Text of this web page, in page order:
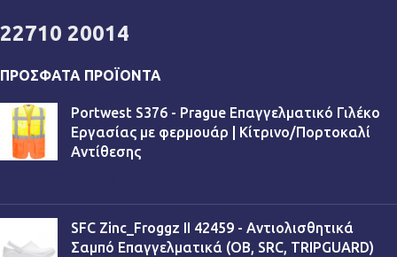
22710 20014
ΠΡΌΣΦΑΤΑ ΠΡΟΪΌΝΤΑ
Portwest S376 - Prague Επαγγελματικό Γιλέκο
Εργασίας με φερμουάρ | Κίτρινο/Πορτοκαλί
Αντίθεσης
SFC Zinc_Froggz II 42459 - Αντιολισθητικά
Σαμπό Επαγγελματικά (OB, SRC, TRIPGUARD)